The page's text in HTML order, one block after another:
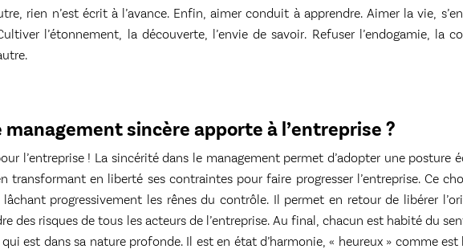
rien n’est écrit à l’avance. Enfin, aimer conduit à apprendre. Aimer la vie,
l’étonnement, la découverte, l’envie de savoir. Refuser l’endogamie, la
management sincère apporte à l’entreprise ?
l’entreprise ! La sincérité dans le management permet d’adopter une
transformant en liberté ses contraintes pour faire progresser l’entreprise. Ce
progressivement les rênes du contrôle. Il permet en retour de libérer
des risques de tous les acteurs de l’entreprise. Au final, chacun est habité du
est dans sa nature profonde. Il est en état d’harmonie, « heureux » comme